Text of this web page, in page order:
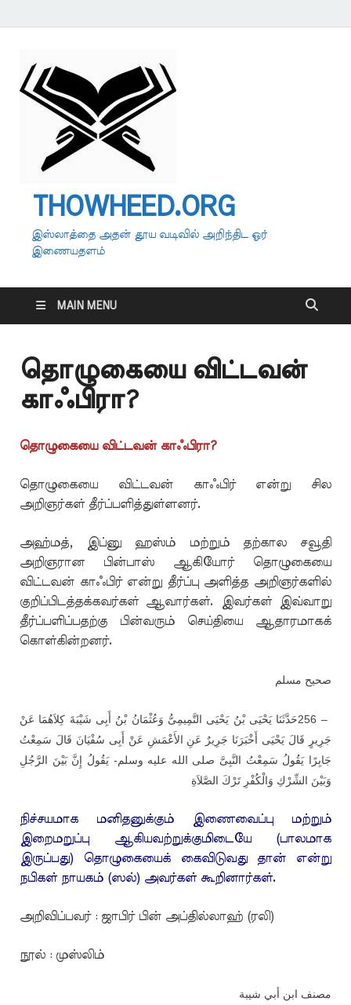
THOWHEED.ORG
இஸ்லாத்தை அதன் தூய வடிவில் அறிந்திட ஓர்
இணையதளம்
MAIN MENU
தொழுகையை விட்டவன்
காஃபிரா?
தொழுகையை விட்டவன் காஃபிரா?
தொழுகையை விட்டவன் காஃபிர் என்று சில
அறிஞர்கள் தீர்ப்பளித்துள்ளனர்.
அஹ்மத், இப்னு ஹஸ்ம் மற்றும் தற்கால சவூதி
அறிஞரான பின்பாஸ் ஆகியோர் தொழுகையை
விட்டவன் காஃபிர் என்று தீர்ப்பு அளித்த அறிஞர்களில்
குறிப்பிடத்தக்கவர்கள் ஆவார்கள். இவர்கள் இவ்வாறு
தீர்ப்பளிப்பதற்கு பின்வரும் செய்தியை ஆதாரமாகக்
கொள்கின்றனர்.
صحيح مسلم
256 –حَدَّثَنَا يَحْيَى بْنُ يَحْيَى التَّمِيمِىُّ وَعُثْمَانُ بْنُ أَبِى شَيْبَةَ كِلاَهُمَا عَنْ
جَرِيرٍ قَالَ يَحْيَى أَخْبَرَنَا جَرِيرٌ عَنِ الأَعْمَشِ عَنْ أَبِى سُفْيَانَ قَالَ سَمِعْتُ
جَابِرًا يَقُولُ سَمِعْتُ النَّبِىَّ صلى الله عليه وسلم- يَقُولُ إِنَّ بَيْنَ الرَّجُلِ
وَبَيْنَ الشِّرْكِ وَالْكُفْرِ تَرْكَ الصَّلاَةِ
நிச்சயமாக மனிதனுக்கும் இணைவைப்பு மற்றும்
இறைமறுப்பு ஆகியவற்றுக்குமிடையே (பாலமாக
இருப்பது) தொழுகையைக் கைவிடுவது தான் என்று
நபிகள் நாயகம் (ஸல்) அவர்கள் கூறினார்கள்.
அறிவிப்பவர் : ஜாபிர் பின் அப்தில்லாஹ் (ரலி)
நூல் : முஸ்லிம்
مصنف ابن أبي شيبة